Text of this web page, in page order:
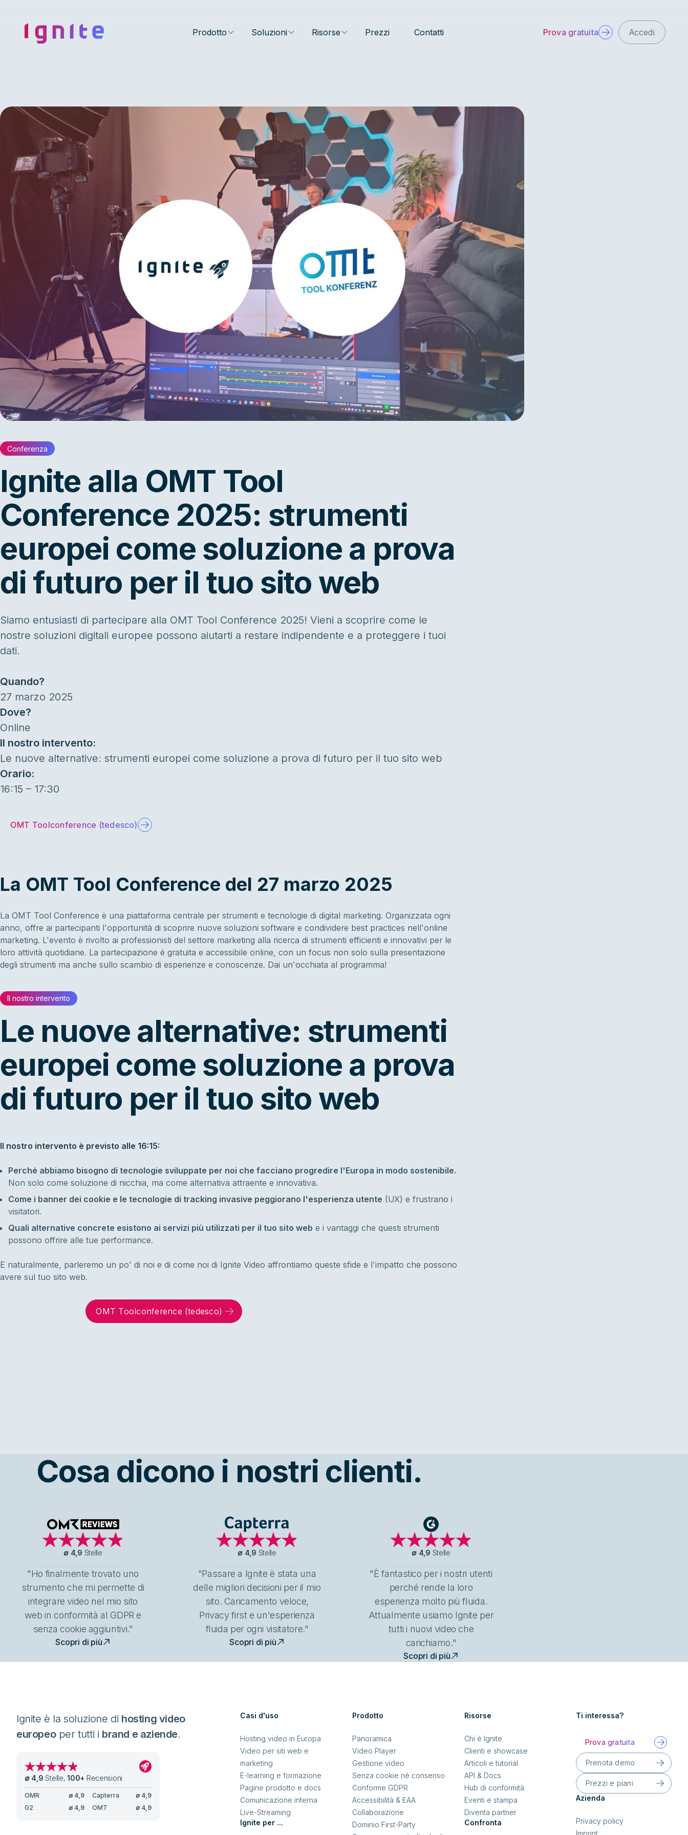
Ignite • Video Experience Cloud Prodotto Soluzioni Risorse Prezzi Contatti Prova gratuita Accedi
Conferenza
Ignite alla OMT Tool
Conference 2025: strumenti
europei come soluzione a prova
di futuro per il tuo sito web
Siamo entusiasti di partecipare alla OMT Tool Conference 2025! Vieni a scoprire come le
nostre soluzioni digitali europee possono aiutarti a restare indipendente e a proteggere i tuoi
dati.
Quando?
27 marzo 2025
Dove?
Online
Il nostro intervento:
Le nuove alternative: strumenti europei come soluzione a prova di futuro per il tuo sito web
Orario:
16:15 – 17:30
OMT Toolconference (tedesco)
La OMT Tool Conference del 27 marzo 2025
La OMT Tool Conference è una piattaforma centrale per strumenti e tecnologie di digital marketing. Organizzata ogni
anno, offre ai partecipanti l'opportunità di scoprire nuove soluzioni software e condividere best practices nell'online
marketing. L'evento è rivolto ai professionisti del settore marketing alla ricerca di strumenti efficienti e innovativi per le
loro attività quotidiane. La partecipazione è gratuita e accessibile online, con un focus non solo sulla presentazione
degli strumenti ma anche sullo scambio di esperienze e conoscenze. Dai un'occhiata al programma!
Il nostro intervento
Le nuove alternative: strumenti
europei come soluzione a prova
di futuro per il tuo sito web
Il nostro intervento è previsto alle 16:15:
Perché abbiamo bisogno di tecnologie sviluppate per noi che facciano progredire l'Europa in modo sostenibile.
Non solo come soluzione di nicchia, ma come alternativa attraente e innovativa.
Come i banner dei cookie e le tecnologie di tracking invasive peggiorano l'esperienza utente (UX) e frustrano i
visitatori.
Quali alternative concrete esistono ai servizi più utilizzati per il tuo sito web e i vantaggi che questi strumenti
possono offrire alle tue performance.
E naturalmente, parleremo un po' di noi e di come noi di Ignite Video affrontiamo queste sfide e l'impatto che possono
avere sul tuo sito web.
OMT Toolconference (tedesco)
Cosa dicono i nostri clienti.
OMR Reviews
∅ 4,9 Stelle
"Ho finalmente trovato uno
strumento che mi permette di
integrare video nel mio sito
web in conformità al GDPR e
senza cookie aggiuntivi."
Scopri di più
Capterra
∅ 4,9 Stelle
"Passare a Ignite è stata una
delle migliori decisioni per il mio
sito. Caricamento veloce,
Privacy first e un'esperienza
fluida per ogni visitatore."
Scopri di più
G2
∅ 4,9 Stelle
"È fantastico per i nostri utenti
perché rende la loro
esperienza molto più fluida.
Attualmente usiamo Ignite per
tutti i nuovi video che
carichiamo."
Scopri di più
Ignite è la soluzione di hosting video
europeoper tutti i brand e aziende.
∅ 4,9 Stelle,100+ Recensioni
OMR ∅ 4,9 Capterra ∅ 4,9
G2
∅ 4,9 OMT ∅ 4,9
Casi d'uso
Hosting video in Europa
Video per siti web e
marketing
E-learning e formazione
Pagine prodotto e docs
Comunicazione interna
Live-Streaming
Ignite per ...
Prodotto
Panoramica
Video Player
Gestione video
Senza cookie né consenso
Conforme GDPR
Accessibilità & EAA
Collaborazione
Dominio First-Party
Risorse
Chi è Ignite
Clienti e showcase
Articoli e tutorial
API & Docs
Hub di conformità
Eventi e stampa
Diventa partner
Confronta
Ti interessa?
Prova gratuita
Prenota demo
Prezzi e piani
Azienda
Privacy policy
Imprint